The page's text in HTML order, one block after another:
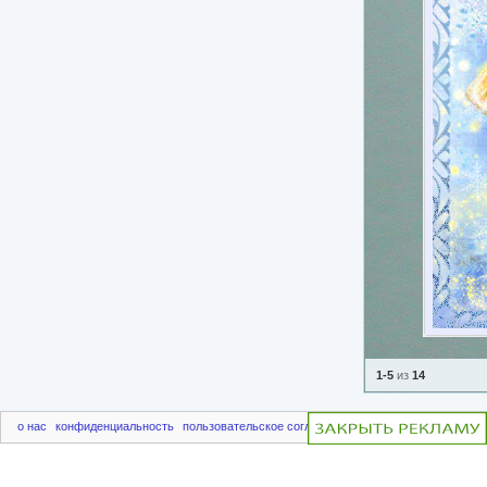
1-5 из 14
о нас конфиденциальность пользовательское соглашение чаво пригласить